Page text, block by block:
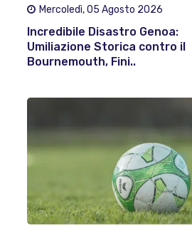
Mercoledì, 05 Agosto 2026
Incredibile Disastro Genoa:
Umiliazione Storica contro il
Bournemouth, Fini..